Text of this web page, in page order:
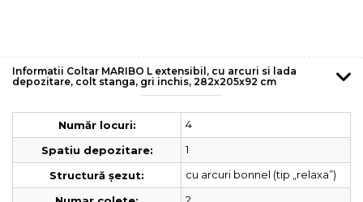
Informatii Coltar MARIBO L extensibil, cu arcuri si lada
depozitare, colt stanga, gri inchis, 282x205x92 cm
Număr locuri:
4
Spatiu depozitare:
1
Structură șezut:
cu arcuri bonnel (tip „relaxa”)